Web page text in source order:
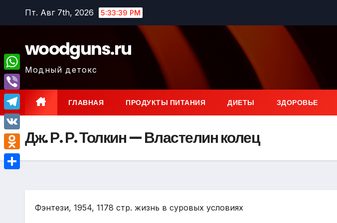
Перейти
Пт. Авг 7th, 2026 5:33:40 PM
woodguns.ru
Модный детокс
ГЛАВНАЯ ПРОДУКТЫ ПИТАНИЯ ДИЕТЫ ЗДОРОВЬЕ
Дж. Р. Р. Толкин — Властелин колец
Фэнтези, 1954, 1178 стр. жизнь в суровых условиях
W
h
a
t
A
V
i
b
e
T
e
l
e
V
K
O